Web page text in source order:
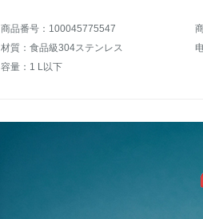
商品番号：100045775547
材質：食品級304ステンレス
容量：1 L以下